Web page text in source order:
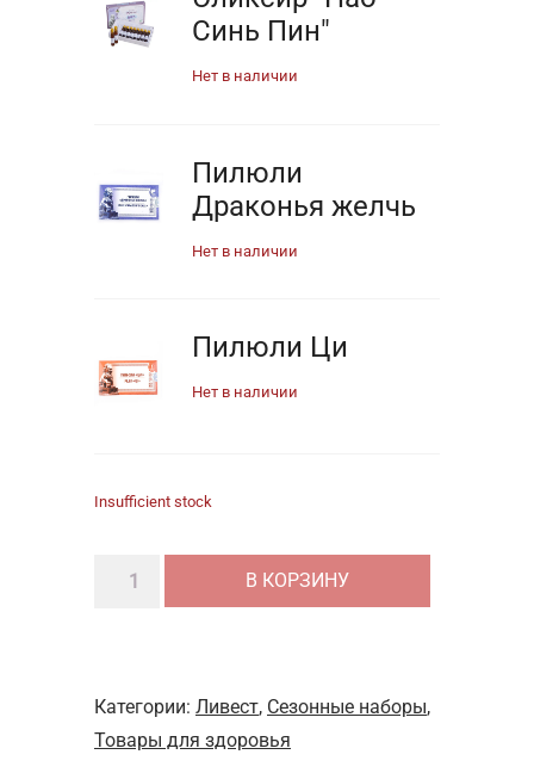
Синь Пин"
Нет в наличии
Пилюли
Драконья желчь
Нет в наличии
Пилюли Ци
Нет в наличии
Insufficient stock
Количество
сезона
Цинмин
В КОРЗИНУ
Категории: Ливест, Сезонные наборы,
Товары для здоровья